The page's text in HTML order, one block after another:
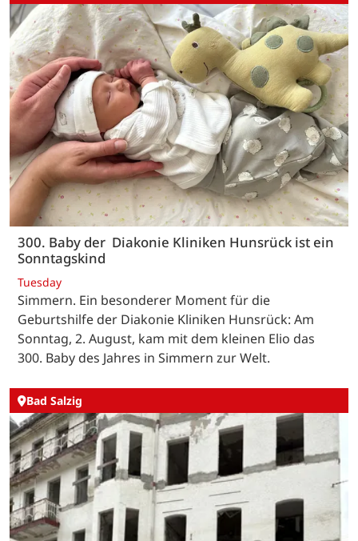
300. Baby der Diakonie Kliniken Hunsrück ist ein
Sonntagskind
Tuesday
Simmern. Ein besonderer Moment für die
Geburtshilfe der Diakonie Kliniken Hunsrück: Am
Sonntag, 2. August, kam mit dem kleinen Elio das
300. Baby des Jahres in Simmern zur Welt.
Bad Salzig